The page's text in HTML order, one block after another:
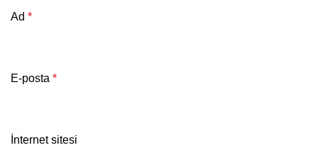
Ad *
E-posta *
İnternet sitesi